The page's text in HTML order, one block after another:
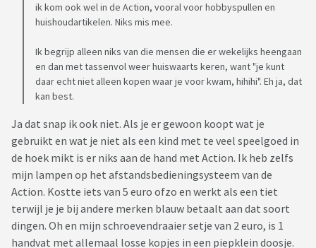
ik kom ook wel in de Action, vooral voor hobbyspullen en
huishoudartikelen. Niks mis mee.
Ik begrijp alleen niks van die mensen die er wekelijks heengaan
en dan met tassenvol weer huiswaarts keren, want "je kunt
daar echt niet alleen kopen waar je voor kwam, hihihi". Eh ja, dat
kan best.
Ja dat snap ik ook niet. Als je er gewoon koopt wat je
gebruikt en wat je niet als een kind met te veel speelgoed in
de hoek mikt is er niks aan de hand met Action. Ik heb zelfs
mijn lampen op het afstandsbedieningsysteem van de
Action. Kostte iets van 5 euro ofzo en werkt als een tiet
terwijl je je bij andere merken blauw betaalt aan dat soort
dingen. Oh en mijn schroevendraaier setje van 2 euro, is 1
handvat met allemaal losse kopjes in een piepklein doosje.